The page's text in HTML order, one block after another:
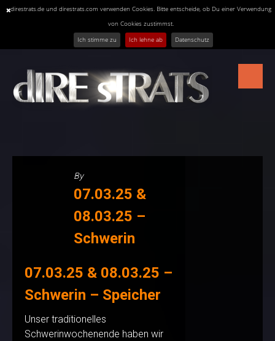
direstrats.de und direstrats.com verwenden Cookies. Bitte entscheide, ob Du einer Verwendung
von Cookies zustimmst.
Ich stimme zu
Ich lehne ab Datenschutz
content
By
07.03.25 &
08.03.25 –
Schwerin
07.03.25 & 08.03.25 –
Schwerin – Speicher
Unser traditionelles
Schwerinwochenende haben wir